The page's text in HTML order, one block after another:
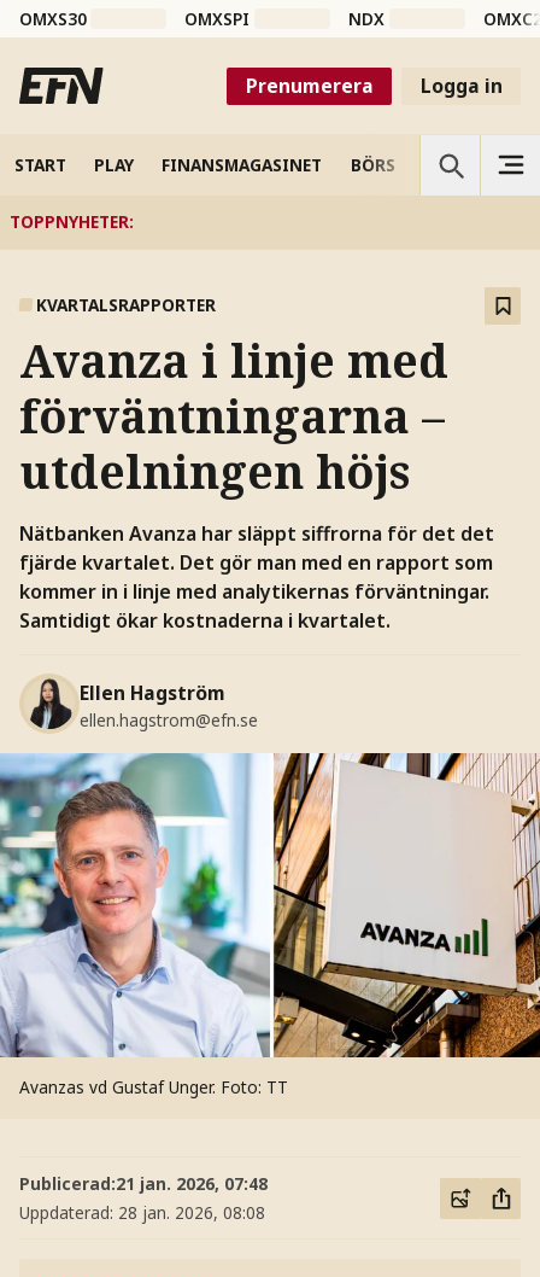
OMXS30 OMXSPI NDX
Prenumerera Logga in
START PLAY FINANSMAGASINET BÖRS VETENSKAP
TOPPNYHETER:
KVARTALSRAPPORTER
Avanza i linje med
förväntningarna –
utdelningen höjs
Nätbanken Avanza har släppt siffrorna för det det
fjärde kvartalet. Det gör man med en rapport som
kommer in i linje med analytikernas förväntningar.
Samtidigt ökar kostnaderna i kvartalet.
Ellen Hagström
ellen.hagstrom@efn.se
Avanzas vd Gustaf Unger. Foto: TT
Publicerad:21 jan. 2026, 07:48
Uppdaterad: 28 jan. 2026, 08:08